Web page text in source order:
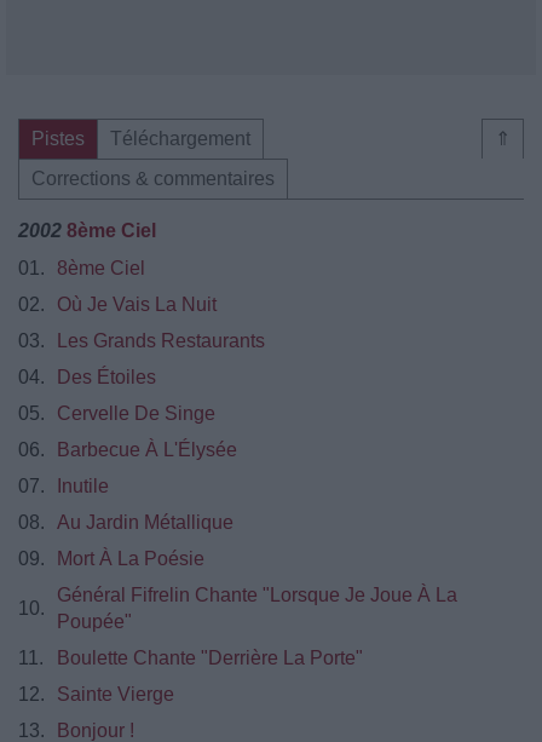
⇑
Pistes
Téléchargement
Corrections & commentaires
2002 8ème Ciel
01.
8ème Ciel
02.
Où Je Vais La Nuit
03.
Les Grands Restaurants
04.
Des Étoiles
05.
Cervelle De Singe
06.
Barbecue À L'Élysée
07.
Inutile
08.
Au Jardin Métallique
09.
Mort À La Poésie
10.
Général Fifrelin Chante "Lorsque Je Joue À La
Poupée"
11.
Boulette Chante "Derrière La Porte"
12.
Sainte Vierge
13.
Bonjour !